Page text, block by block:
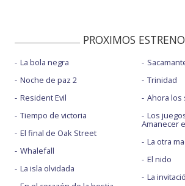
PROXIMOS
La bola negra
Noche de paz 2
Resident Evil
Tiempo de victoria
El final de Oak Street
Whalefall
La isla olvidada
Trinidad
Ahora los
Los
Amanecer
La otra
El nido
La